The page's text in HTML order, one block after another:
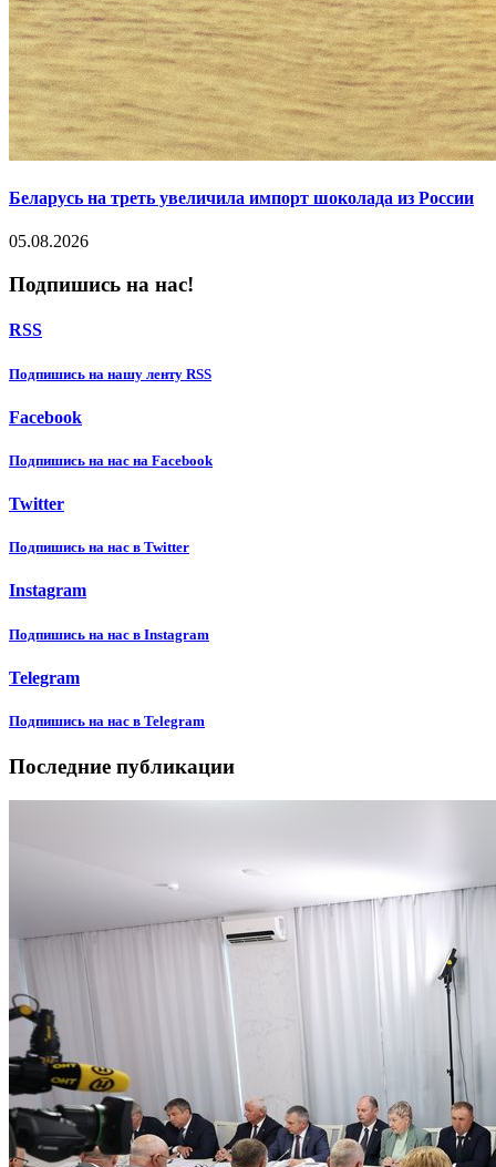
Беларусь на треть увеличила импорт шоколада из России
05.08.2026
Подпишись на нас!
RSS
Подпишиcь на нашу ленту RSS
Facebook
Подпишиcь на нас на Facebook
Twitter
Подпишиcь на нас в Twitter
Instagram
Подпишиcь на нас в Instagram
Telegram
Подпишиcь на нас в Telegram
Последние публикации